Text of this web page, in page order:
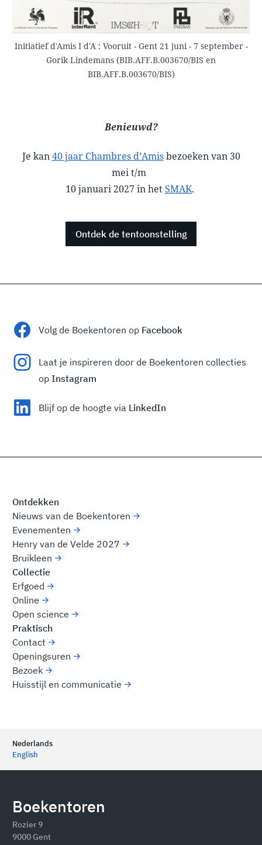
Initiatief d'Amis I d'A : Vooruit - Gent 21 juni - 7 september -
Gorik Lindemans (BIB.AFF.B.003670/BIS en
BIB.AFF.B.003670/BIS)
Benieuwd?
Je kan40 jaar Chambres d’Amisbezoeken van 30
mei t/m
10 januari 2027 in het SMAK.
Ontdek de tentoonstelling
Volg de Boekentoren op Facebook
Laat je inspireren door de Boekentoren collecties
opInstagram
Blijf op de hoogte via LinkedIn
Ontdekken
Nieuws van de Boekentoren
Evenementen
Henry van de Velde 2027
Bruikleen
Collectie
Erfgoed
Online
Open science
Praktisch
Contact
Openingsuren
Bezoek
Huisstijl en communicatie
Nederlands
English
Boekentoren
Rozier 9
9000 Gent